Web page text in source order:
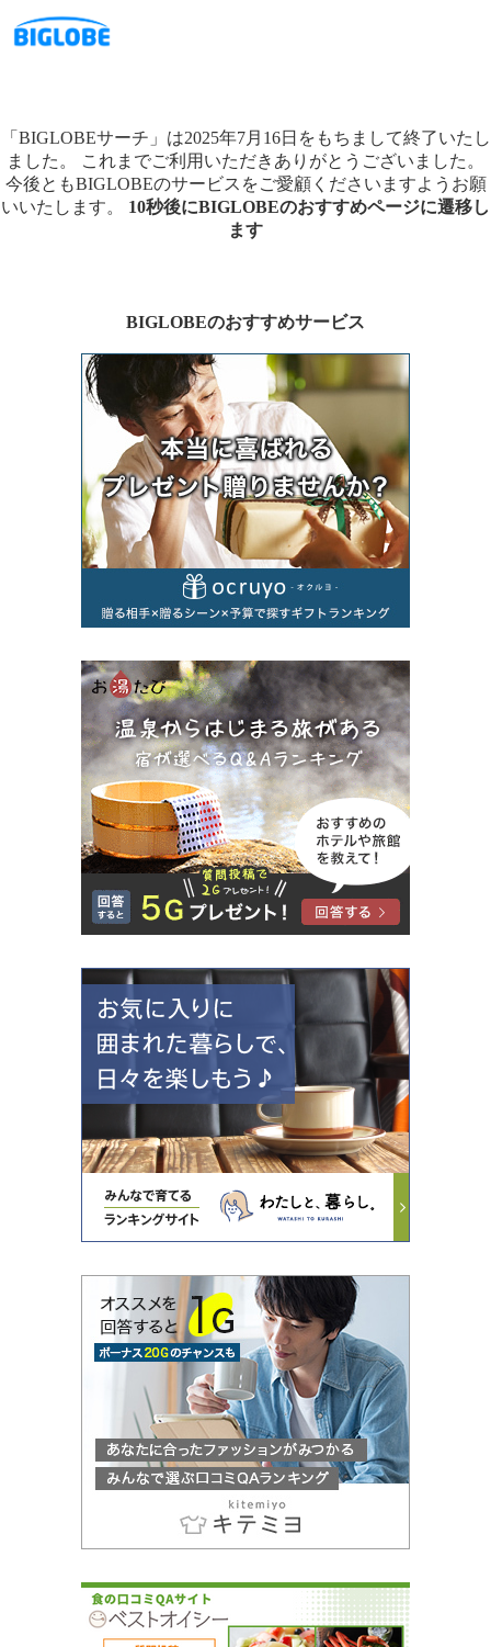
「BIGLOBEサーチ」は2025年7月16日をもちまして終了いたし
ました。
これまでご利用いただきありがとうございました。
今後ともBIGLOBEのサービスをご愛顧くださいますようお願
いいたします。
10秒後にBIGLOBEのおすすめページに遷移し
ます
BIGLOBEのおすすめサービス